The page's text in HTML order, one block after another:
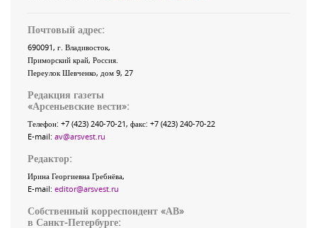
Почтовый адрес:
690091, г. Владивосток,
Приморский край, Россия
Переулок Шевченко, дом 9, 27
Редакция газеты
«Арсеньевские вести»:
Телефон: +7 (423) 240-70-21, факс: +7 (423) 240-70-22
E-mail: av@arsvest.ru
Редактор:
Ирина Георгиевна Гребнёва,
E-mail: editor@arsvest.ru
Собственный корреспондент «АВ»
в Санкт-Петербурге: